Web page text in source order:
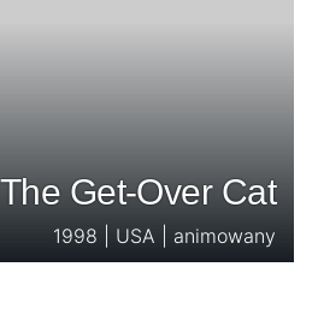
Get-Over Cat
1998 | USA | animowany